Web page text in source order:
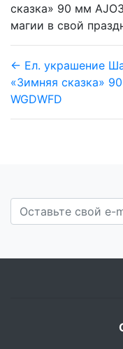
сказка» 90 мм
магии в свой
← Ел. украшение
«Зимняя сказка»
WGDWFD